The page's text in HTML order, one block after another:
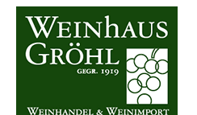
Hauptinhalt springen
Zur Suche springen
Zur Hauptnavigation springen